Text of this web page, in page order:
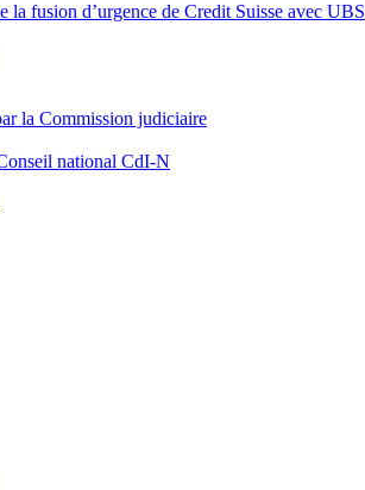
la fusion d’urgence de Credit Suisse avec UBS
la Commission judiciaire
national CdI-N